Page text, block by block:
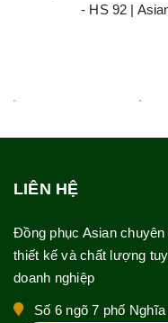
- HS 92 |
LIÊN HỆ
Đồng phục Asian
thiết kế và chất lượng
doanh nghiệp
Số 6 ngõ 7 phố